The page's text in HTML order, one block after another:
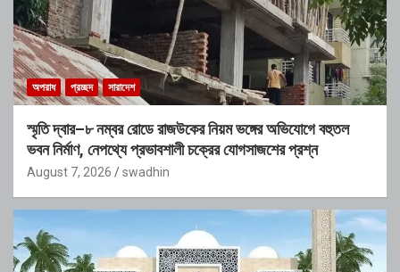
অপরাধ প্রচ্ছদ সারাদেশ
স্মৃতি দ্বার–৮ নম্বর রোডে রাজউকের নিয়ম ভঙ্গের অভিযোগে বহুতল
ভবন নির্মাণ, নেপথ্যে প্রভাবশালী চক্রের যোগসাজশের প্রশ্ন
August 7, 2026 swadhin